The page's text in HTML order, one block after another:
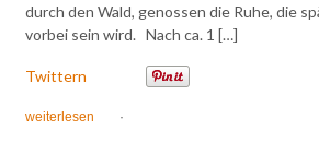
durch den Wald, genossen die Ruhe, die
vorbei sein wird. Nach ca. 1 […]
Twittern
weiterlesen ·